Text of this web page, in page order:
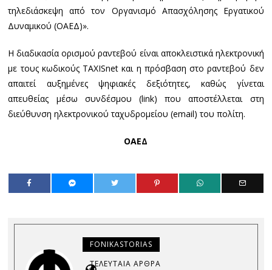
τηλεδιάσκεψη από τον Οργανισμό Απασχόλησης Εργατικού
Δυναμικού (ΟΑΕΔ)».
Η διαδικασία ορισμού ραντεβού είναι αποκλειστικά ηλεκτρονική
με τους κωδικούς TAXISnet και η πρόσβαση στο ραντεβού δεν
απαιτεί αυξημένες ψηφιακές δεξιότητες, καθώς γίνεται
απευθείας μέσω συνδέσμου (link) που αποστέλλεται στη
διεύθυνση ηλεκτρονικού ταχυδρομείου (email) του πολίτη.
ΟΑΕΔ
FONIKASTORIAS
ΤΕΛΕΥΤΑΊΑ ΆΡΘΡΑ